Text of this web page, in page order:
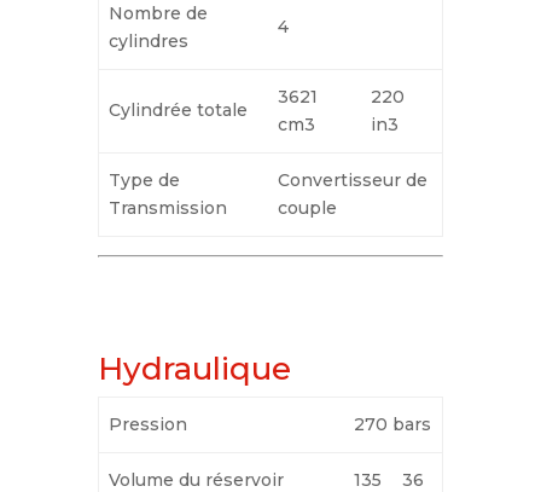
Nombre de
cylindres
4
Cylindrée totale
3621
cm3
220
in3
Type de
Transmission
Convertisseur de
couple
Hydraulique
Pression 270 bars
Volume du réservoir
135
36